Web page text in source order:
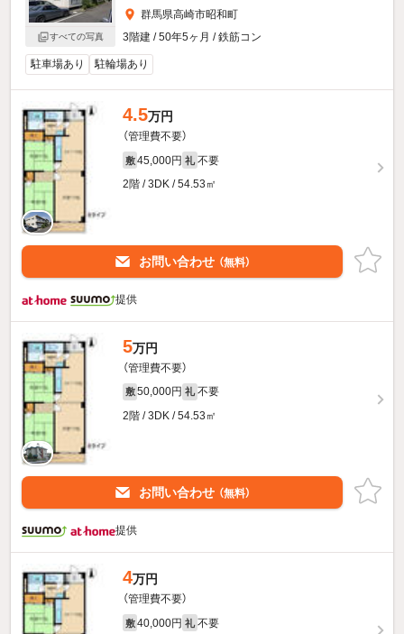
すべての写真
群馬県高崎市昭和町
3階建 / 50年5ヶ月 / 鉄筋コン
駐車場あり 駐輪場あり
4.5万円
（管理費不要）
敷 45,000円 礼 不要
2階 / 3DK / 54.53㎡
お問い合わせ （無料）
提供
5万円
（管理費不要）
敷 50,000円 礼 不要
2階 / 3DK / 54.53㎡
お問い合わせ （無料）
提供
4万円
（管理費不要）
敷 40,000円 礼 不要